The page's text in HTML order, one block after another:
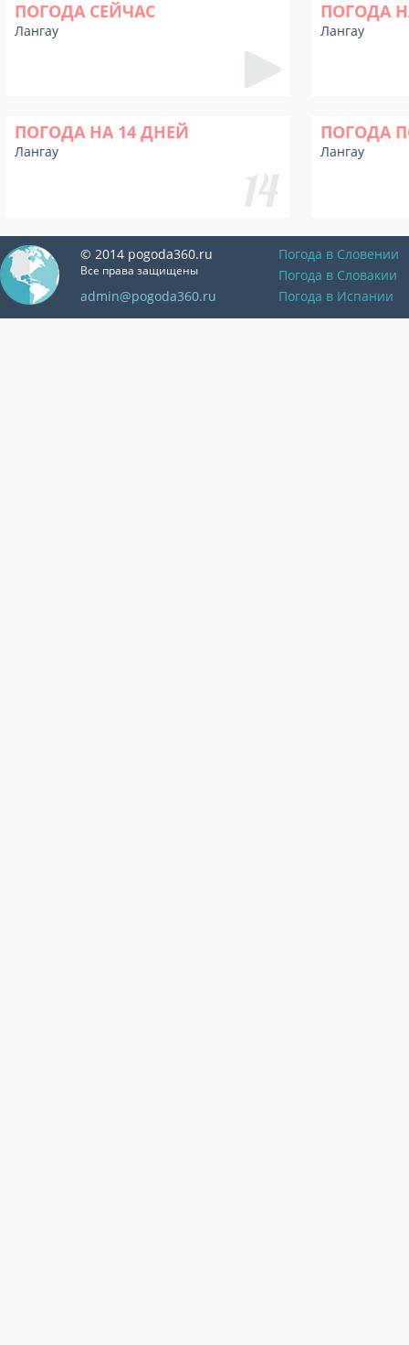
ПОГОДА СЕЙЧАС
Лангау
ПОГОДА
Лангау
ПОГОДА НА 14 ДНЕЙ
Лангау
ПОГОДА
Лангау
© 2014 pogoda360.ru
Все права защищены
admin@pogoda360.ru
Погода в Словении
Погода в Словакии
Погода в Испании